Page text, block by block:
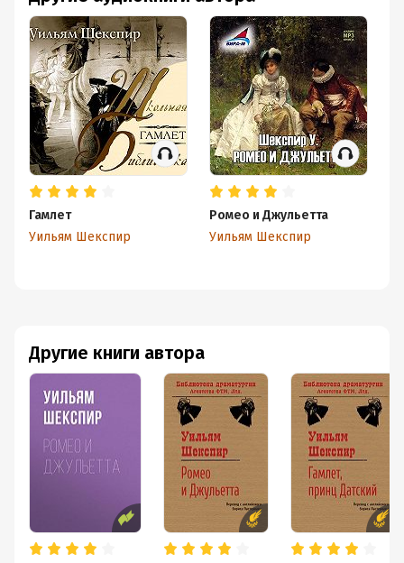
Другие книги автора
Гамлет
Уильям Шекспир
Ромео и Джульетта
Уильям Шекспир